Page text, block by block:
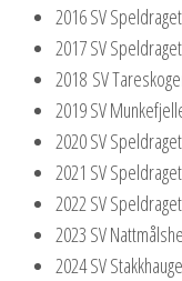
2016 SV
2017 SV
2018 SV
2019 SV
2020 SV
2021 SV
2022 SV
2023 SV
2024 SV